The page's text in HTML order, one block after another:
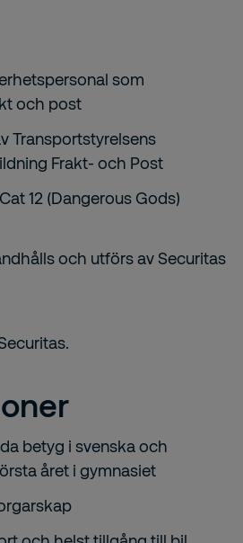
som
och post
Transportstyrelsens
Frakt- och Post
12 (Dangerous Gods)
och utförs av Securitas
betyg i svenska och
året i gymnasiet